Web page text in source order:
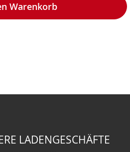
Warenkorb
LADENGESCHÄFTE